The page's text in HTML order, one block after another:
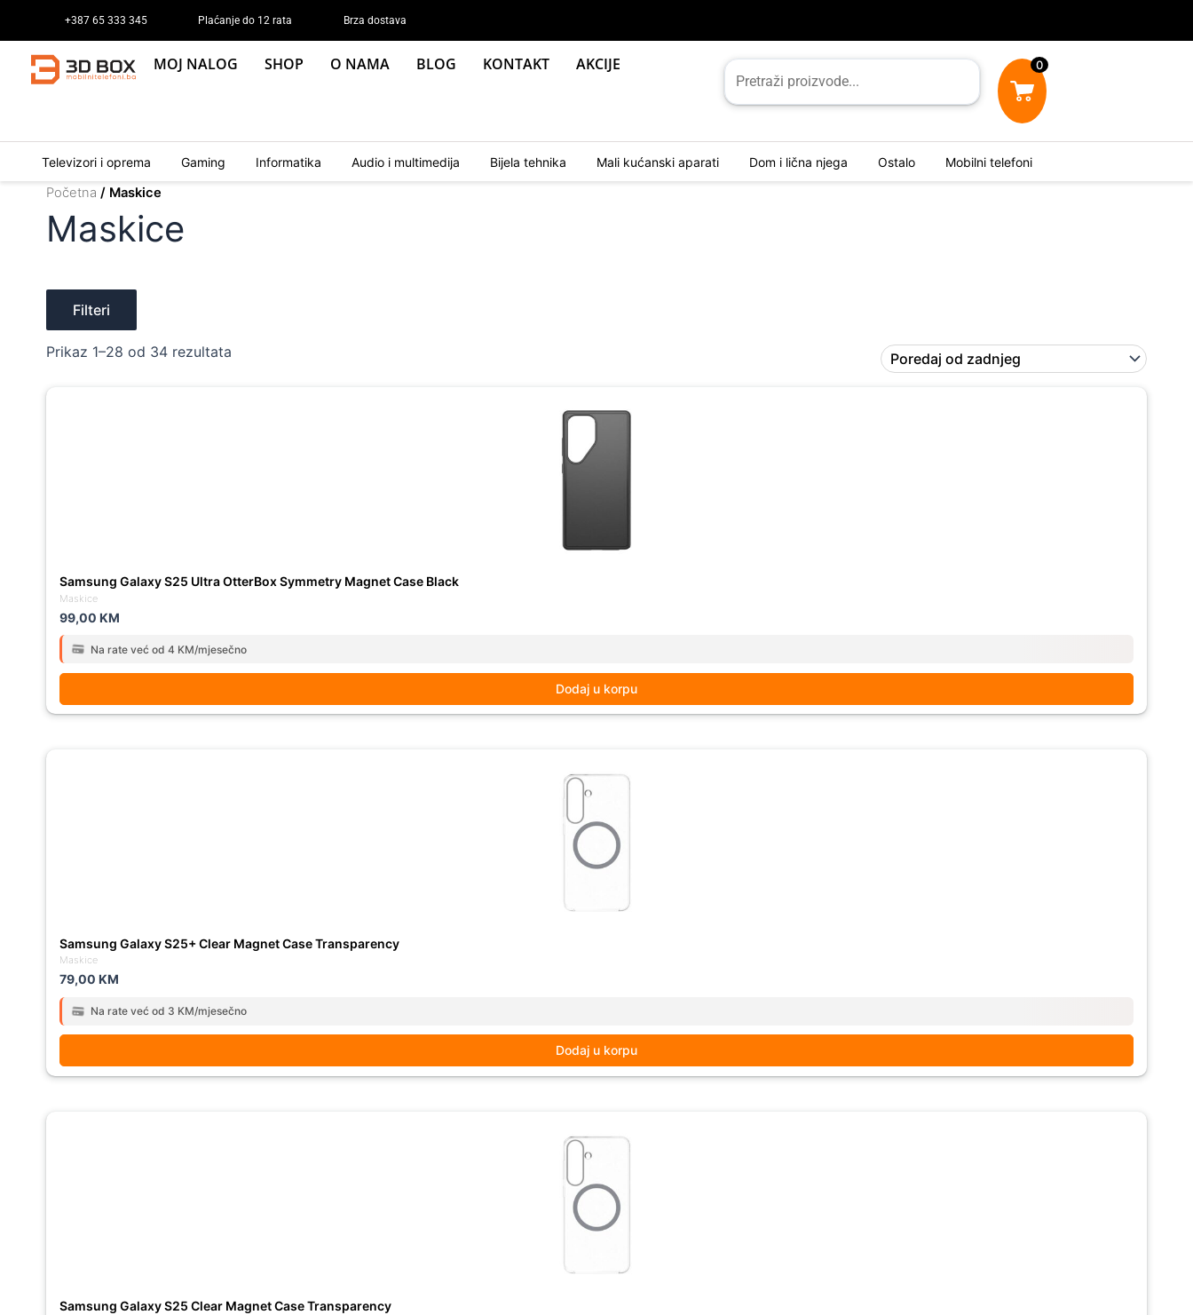
content
+387 65 333 345 Plaćanje do 12 rata Brza dostava
MOJ NALOG SHOP O NAMA BLOG KONTAKT AKCIJE 0
Televizori i oprema Gaming Informatika Audio i multimedija Bijela tehnika Mali kućanski aparati Dom i lična njega Ostalo Mobilni telefoni
Početna / Maskice
Maskice
Filteri
Prikaz 1–28 od 34 rezultata
by
Maskice
Samsung Galaxy S25 Ultra OtterBox Symmetry Magnet Case Black
99,00 KM
Na rate već od 4 KM/mjesečno
Dodaj u korpu
Maskice
Samsung Galaxy S25+ Clear Magnet Case Transparency
79,00 KM
Na rate već od 3 KM/mjesečno
Dodaj u korpu
Samsung Galaxy S25 Clear Magnet Case Transparency